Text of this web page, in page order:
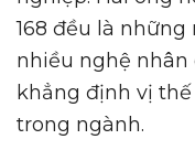
168 đều là
nhiều nghệ nhân
khẳng định vị
trong ngành.